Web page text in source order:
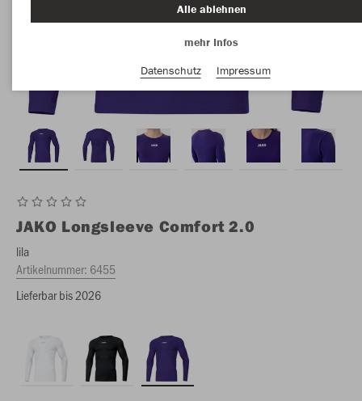
JAKO Longsleeve Comfort 2.0
lila
Artikelnummer: 6455
Lieferbar bis 2026
Alle ablehnen
mehr Infos
Datenschutz
Impressum